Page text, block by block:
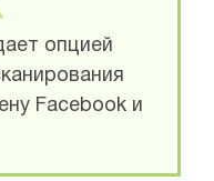
опцией
Facebook и